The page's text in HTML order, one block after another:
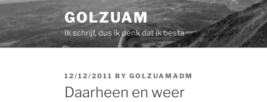
Skip
to
content
GOLZUAM
Ik schrijf, dus ik denk dat ik besta
POSTED
ON
12/12/2011 BYGOLZUAMADM
Daarheen en weer